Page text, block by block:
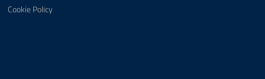
Cookie Policy